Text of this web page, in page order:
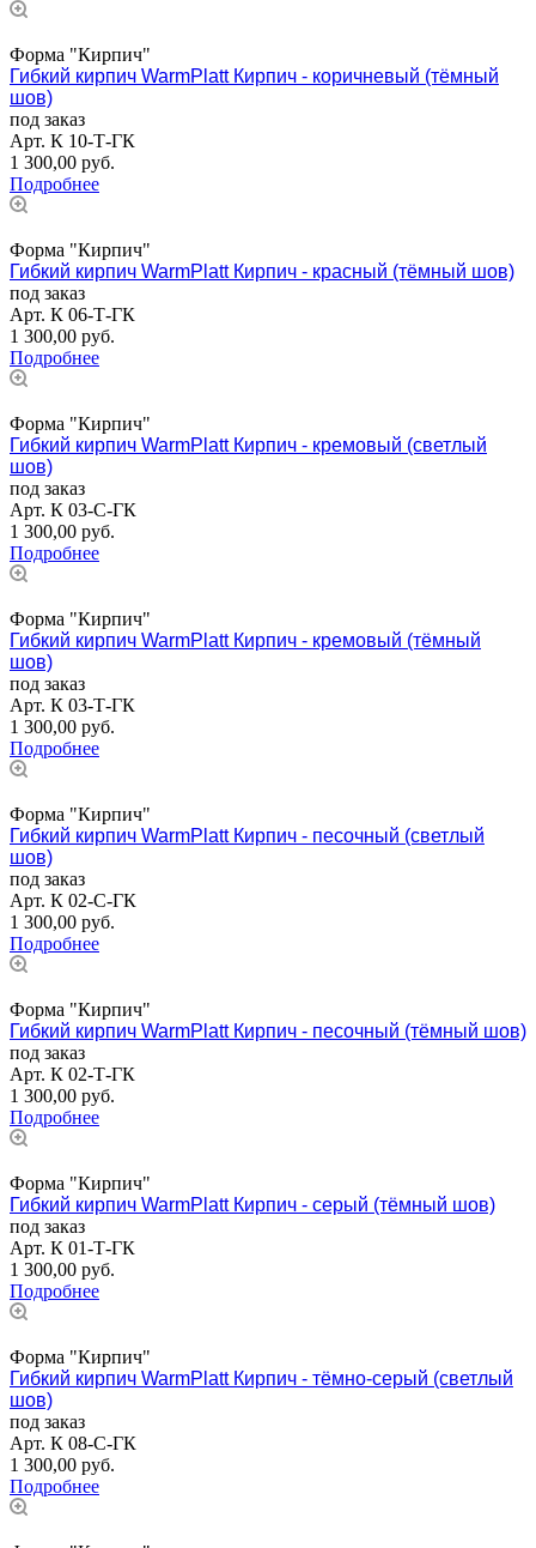
Форма "Кирпич"
Гибкий кирпич WarmPlatt Кирпич - коричневый (тёмный
шов)
под заказ
Арт. К 10-Т-ГК
1 300,00 руб.
Подробнее
Форма "Кирпич"
Гибкий кирпич WarmPlatt Кирпич - красный (тёмный шов)
под заказ
Арт. К 06-Т-ГК
1 300,00 руб.
Подробнее
Форма "Кирпич"
Гибкий кирпич WarmPlatt Кирпич - кремовый (светлый
шов)
под заказ
Арт. К 03-С-ГК
1 300,00 руб.
Подробнее
Форма "Кирпич"
Гибкий кирпич WarmPlatt Кирпич - кремовый (тёмный
шов)
под заказ
Арт. К 03-Т-ГК
1 300,00 руб.
Подробнее
Форма "Кирпич"
Гибкий кирпич WarmPlatt Кирпич - песочный (светлый
шов)
под заказ
Арт. К 02-С-ГК
1 300,00 руб.
Подробнее
Форма "Кирпич"
Гибкий кирпич WarmPlatt Кирпич - песочный (тёмный шов)
под заказ
Арт. К 02-Т-ГК
1 300,00 руб.
Подробнее
Форма "Кирпич"
Гибкий кирпич WarmPlatt Кирпич - серый (тёмный шов)
под заказ
Арт. К 01-Т-ГК
1 300,00 руб.
Подробнее
Форма "Кирпич"
Гибкий кирпич WarmPlatt Кирпич - тёмно-серый (светлый
шов)
под заказ
Арт. К 08-С-ГК
1 300,00 руб.
Подробнее